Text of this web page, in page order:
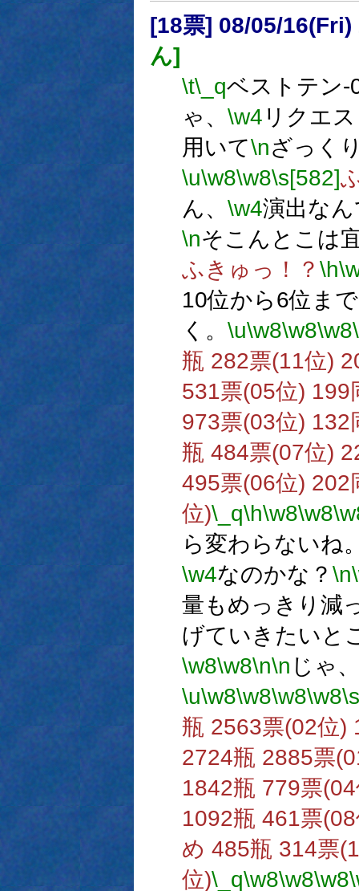
[18票] 08/05/
ん]
\t\_qベストテン-
ゃ、 \w4 リクエ
用いて\nざっく
\u\w8\w8\s[582]
ん、 \w4演出な
\nそこんとこは
ふきゅっ！？ \h
10位から6位ま
く。 \u\w8\w8\w8
瓶 282票(11位)
531票(05位) 199
973票(03位)
瓶 484票(07位)
495票(06位) 202
位)\_q\h\w8\w8
ら変わらないね
\w4なのかな？ \n
量もめっきり減
げていきたいと
\w8\w8\n\n じゃ
\u\w8\w8\w8\w8
瓶 2563票(02位)
2724瓶 2885票
1842瓶 779票
1092瓶 461票
め 485瓶 314票
位)\_q\w8\w8\w8